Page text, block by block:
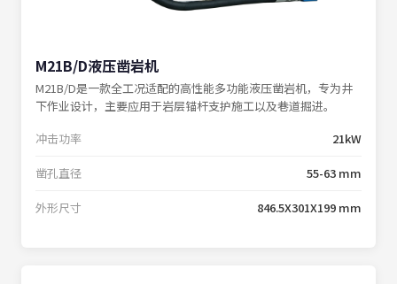
M21B/D液压凿岩机
M21B/D是一款全工况适配的高性能多功能液压凿岩机，专为井
下作业设计，主要应用于岩层锚杆支护施工以及巷道掘进。
冲击功率
21kW
凿孔直径 55-63 mm
外形尺寸 846.5X301X199 mm